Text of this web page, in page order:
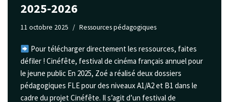
2025-2026
11 octobre 2025 Ressources pédagogiques
Pour télécharger directement les ressources, faites
défiler ! Cinéfête, festival de cinéma français annuel pour
le jeune public En 2025, Zoé a réalisé deux dossiers
pédagogiques FLE pour des niveaux A1/A2 et B1 dans le
cadre du projet Cinéfête. Il s’agit d’un festival de